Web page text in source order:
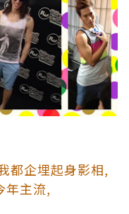
都企埋起身影相,
年主流,